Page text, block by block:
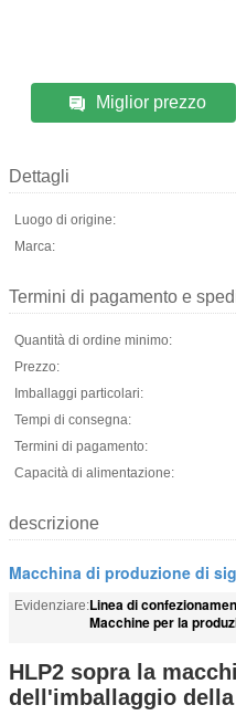
Miglior prezzo
Dettagli
Luogo di origine:
Marca:
Termini di pagamento e
Quantità di ordine minimo:
Prezzo:
Imballaggi particolari:
Tempi di consegna:
Termini di pagamento:
Capacità di alimentazione:
descrizione
Macchina di produzione di
Evidenziare:Linea di
Macchine per la
HLP2 sopra la
dell'imballaggio